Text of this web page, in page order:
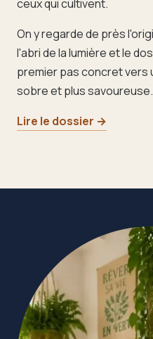
ceux qui cultivent.
On y regarde de près
l'abri de la lumière et le
premier pas concret vers
sobre et plus savoureuse.
Lire le dossier →